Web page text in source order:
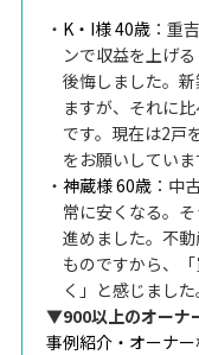
・ K・I様 40歳：重
ンで収益を上げ
後悔しました。
ますが、それに
です。現在は2戸
をお願いしていま
・ 神蔵様 60歳：中
常に安くなる。
進めました。不
ものですから、
く」と感じました
▼900以上のオーナ
事例紹介・オーナ